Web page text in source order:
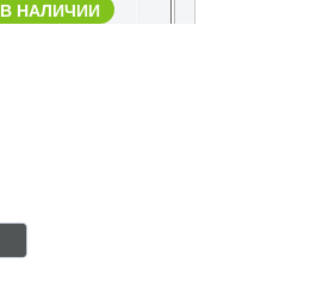
В НАЛИЧИИ